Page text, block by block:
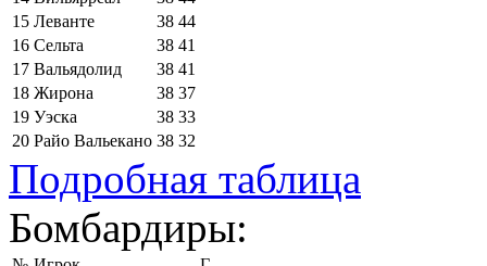
15 Леванте 38 44
16 Сельта 38 41
17 Вальядолид 38 41
18 Жирона 38 37
19 Уэска 38 33
20 Райо Вальекано 38 32
Подробная таблица
Бомбардиры: